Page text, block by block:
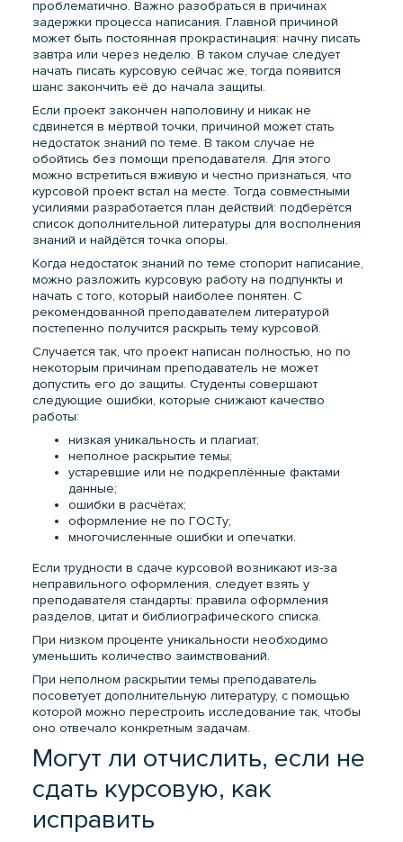
проблематично. Важно разобраться в причинах
задержки процесса написания. Главной причиной
может быть постоянная прокрастинация: начну писать
завтра или через неделю. В таком случае следует
начать писать курсовую сейчас же, тогда появится
шанс закончить её до начала защиты.
Если проект закончен наполовину и никак не
сдвинется в мёртвой точки, причиной может стать
недостаток знаний по теме. В таком случае не
обойтись без помощи преподавателя. Для этого
можно встретиться вживую и честно признаться, что
курсовой проект встал на месте. Тогда совместными
усилиями разработается план действий: подберётся
список дополнительной литературы для восполнения
знаний и найдётся точка опоры.
Когда недостаток знаний по теме стопорит написание,
можно разложить курсовую работу на подпункты и
начать с того, который наиболее понятен. С
рекомендованной преподавателем литературой
постепенно получится раскрыть тему курсовой.
Случается так, что проект написан полностью, но по
некоторым причинам преподаватель не может
допустить его до защиты. Студенты совершают
следующие ошибки, которые снижают качество
работы:
низкая уникальность и плагиат;
неполное раскрытие темы;
устаревшие или не подкреплённые фактами
данные;
ошибки в расчётах;
оформление не по ГОСТу;
многочисленные ошибки и опечатки.
Если трудности в сдаче курсовой возникают из-за
неправильного оформления, следует взять у
преподавателя стандарты: правила оформления
разделов, цитат и библиографического списка.
При низком проценте уникальности необходимо
уменьшить количество заимствований.
При неполном раскрытии темы преподаватель
посоветует дополнительную литературу, с помощью
которой можно перестроить исследование так, чтобы
оно отвечало конкретным задачам.
Могут ли отчислить, если не
сдать курсовую, как
исправить